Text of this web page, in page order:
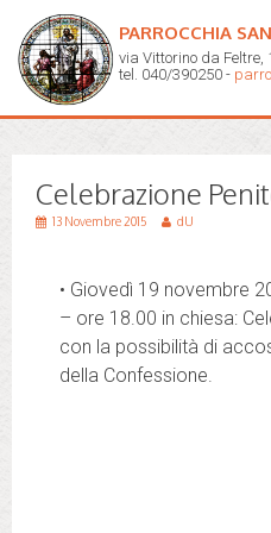
PARROCCHIA
via Vittorino da Feltre,
tel. 040/390250 -
Celebrazione
13 Novembre 2015 dU
• Giovedì 19 novembre
– ore 18.00 in chiesa:
con la possibilità di
della Confessione.